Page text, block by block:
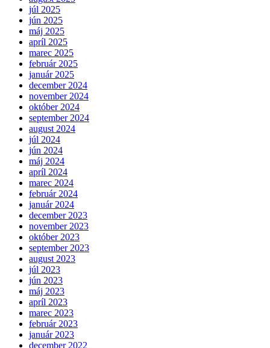
júl 2025
jún 2025
máj 2025
apríl 2025
marec 2025
február 2025
január 2025
december 2024
november 2024
október 2024
september 2024
august 2024
júl 2024
jún 2024
máj 2024
apríl 2024
marec 2024
február 2024
január 2024
december 2023
november 2023
október 2023
september 2023
august 2023
júl 2023
jún 2023
máj 2023
apríl 2023
marec 2023
február 2023
január 2023
december 2022